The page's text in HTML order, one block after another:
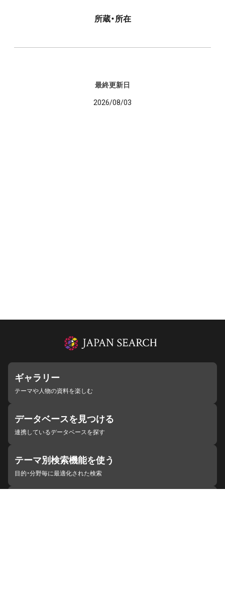
所蔵・所在
最終更新日
2026/08/03
ギャラリー
テーマや人物の資料を楽しむ
データベースを見つける
連携しているデータベースを探す
テーマ別検索機能を使う
目的・分野毎に最適化された検索